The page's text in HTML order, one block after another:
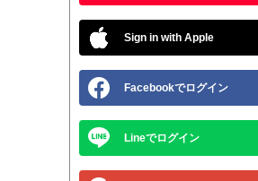
Sign in with Apple
Facebookでログイン
Lineでログイン